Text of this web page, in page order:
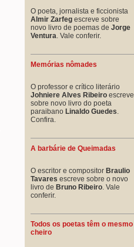
O poeta, jornalista e ficcionista
Almir Zarfeg escreve sobre
novo livro de poemas de Jorge
Ventura . Vale conferir.
Memórias nômades
O professor e crítico literário
Johniere Alves Ribeiro escreve
sobre novo livro do poeta
paraibano Linaldo Guedes
Confira.
A barbárie de Queimadas
O escritor e compositor Braulio
Tavares escreve sobre o novo
livro de Bruno Ribeiro . Vale
conferir.
Todos os poetas têm o mesmo
cheiro